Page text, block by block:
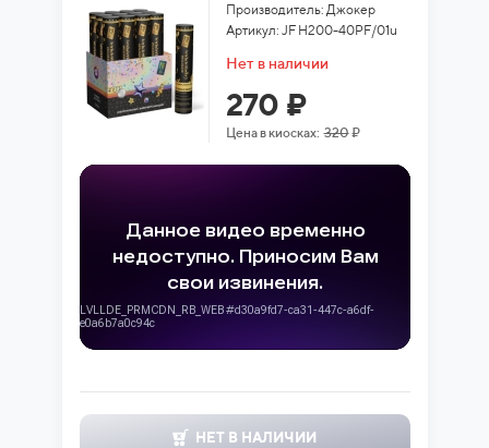
Производитель: Джокер
Артикул: JF H200-40PF/01u
Нет в наличии
270 ₽
Цена в киосках:320₽
НЕТ В НАЛИЧИИ